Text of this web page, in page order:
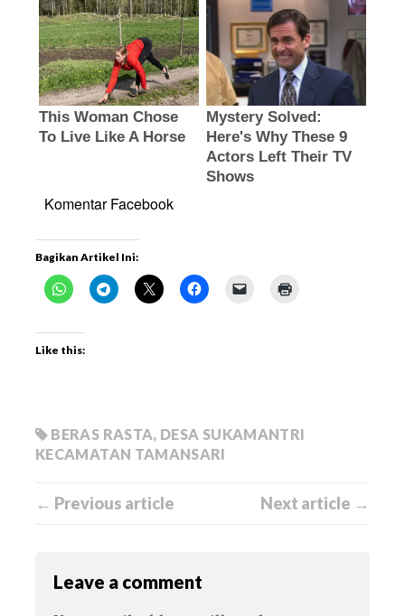
Komentar Facebook
Bagikan Artikel Ini:
Like this:
BERAS RASTA, DESA SUKAMANTRI
KECAMATAN TAMANSARI
← Previous article Next article →
Leave a comment